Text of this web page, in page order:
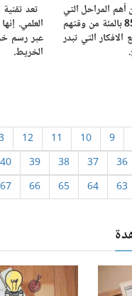
أهم المراحل التي
تسير بها طريقة الكتابة حيث يقضي الكُتاب نحو 85 بالمئة من وقتهم
التي تبدر
تعد
العلمي.
عبر رسم
الخريط.
9
10
11
12
36
37
38
39
40
63
64
65
66
67